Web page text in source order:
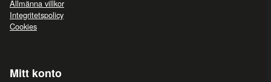
Allmänna villkor
Integritetspolicy
Cookies
Mitt konto